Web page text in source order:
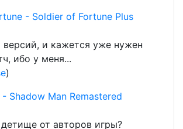
- Soldier of Fortune Plus
версий, и кажется уже нужен
ибо у меня...
)
Shadow Man Remastered
от авторов игры?